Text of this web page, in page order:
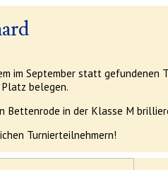
im September statt
belegen.
Bettenrode in der Klasse M
Turnierteilnehmern!